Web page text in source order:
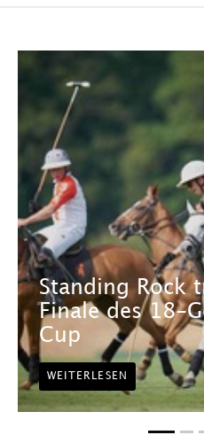
Standing Rock
Finale des 18-
Cup
WEITERLESEN